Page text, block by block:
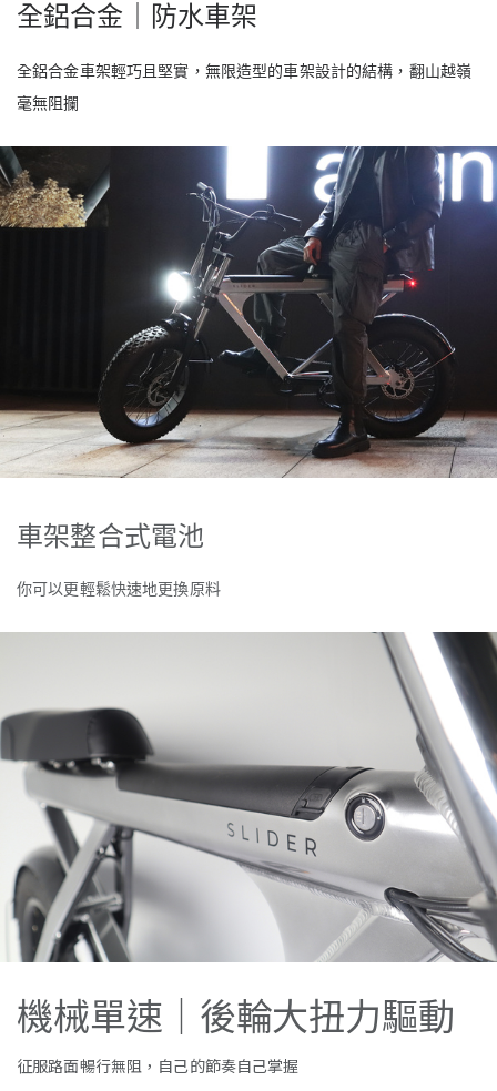
全鋁合金｜防水車架
全鋁合金車架輕巧且堅實，無限造型的車架設計的結構，翻山越嶺
毫無阻攔
車架整合式電池
你可以更輕鬆快速地更換原料
機械單速｜後輪大扭力驅動
征服路面暢行無阻，自己的節奏自己掌握